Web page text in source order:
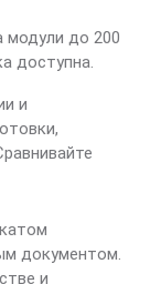
модули до 200
доступна.
и
документом.
и